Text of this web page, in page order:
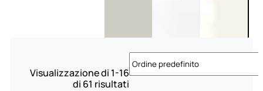
Visualizzazione di 1-16
di 61 risultati